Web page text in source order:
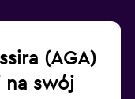
(AGA)
na swój